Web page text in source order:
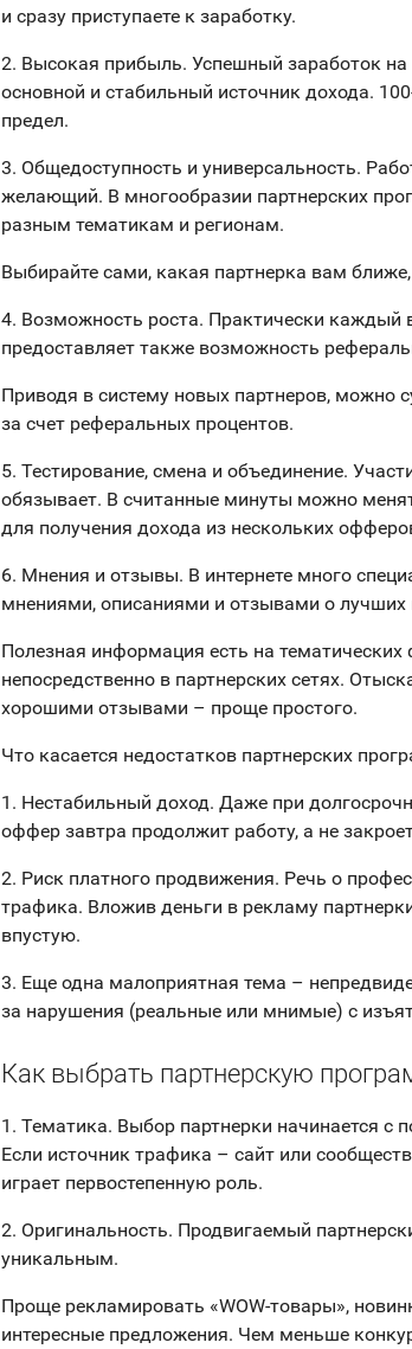
и сразу приступаете к заработку.
2. Высокая прибыль. Успешный заработок на
основной и стабильный источник дохода.
предел.
3. Общедоступность и универсальность.
желающий. В многообразии партнерских
разным тематикам и регионам.
Выбирайте сами, какая партнерка вам
4. Возможность роста. Практически каждый
предоставляет также возможность
Приводя в систему новых партнеров, можно
за счет реферальных процентов.
5. Тестирование, смена и объединение.
обязывает. В считанные минуты можно
для получения дохода из нескольких
6. Мнения и отзывы. В интернете много
мнениями, описаниями и отзывами о лучших
Полезная информация есть на тематических
непосредственно в партнерских сетях.
хорошими отзывами – проще простого.
Что касается недостатков партнерских
1. Нестабильный доход. Даже при
оффер завтра продолжит работу, а не
2. Риск платного продвижения. Речь о
трафика. Вложив деньги в рекламу
впустую.
3. Еще одна малоприятная тема –
за нарушения (реальные или мнимые) с
Как выбрать партнерскую
1. Тематика. Выбор партнерки начинается с
Если источник трафика – сайт или
играет первостепенную роль.
2. Оригинальность. Продвигаемый
уникальным.
Проще рекламировать «WOW-товары»,
интересные предложения. Чем меньше